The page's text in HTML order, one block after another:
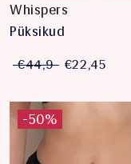
Whispers
Püksikud
€44,9 €22,45
-50%